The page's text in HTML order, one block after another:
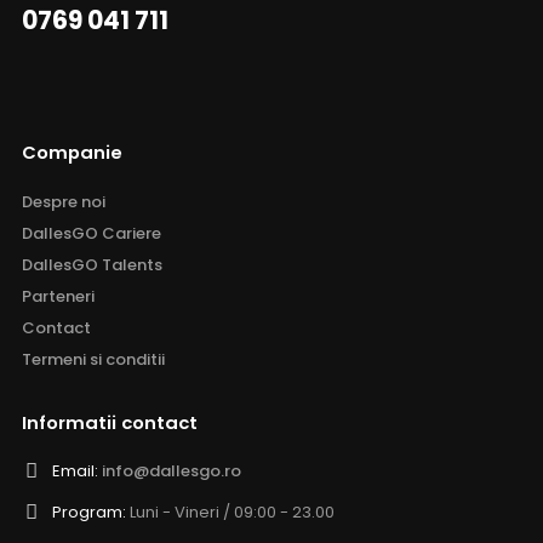
0769 041 711
Companie
Despre noi
DallesGO Cariere
DallesGO Talents
Parteneri
Contact
Termeni si conditii
Informatii contact
Email: info@dallesgo.ro
Program: Luni - Vineri / 09:00 - 23.00